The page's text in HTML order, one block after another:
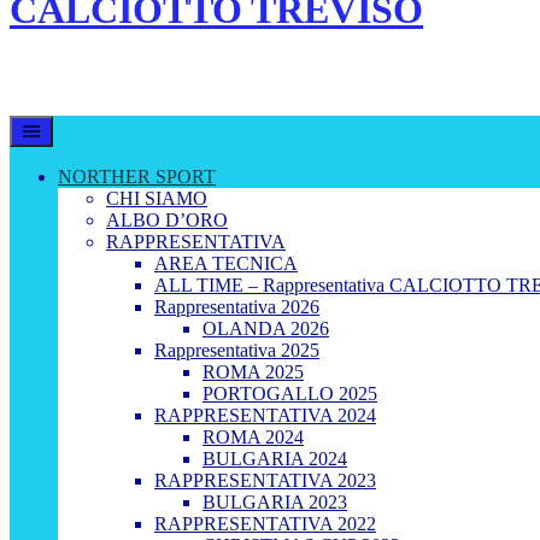
CALCIOTTO TREVISO
NORTHER SPORT
CHI SIAMO
ALBO D’ORO
RAPPRESENTATIVA
AREA TECNICA
ALL TIME – Rappresentativa CALCIOTTO
Rappresentativa 2026
OLANDA 2026
Rappresentativa 2025
ROMA 2025
PORTOGALLO 2025
RAPPRESENTATIVA 2024
ROMA 2024
BULGARIA 2024
RAPPRESENTATIVA 2023
BULGARIA 2023
RAPPRESENTATIVA 2022